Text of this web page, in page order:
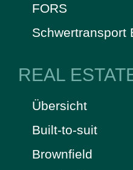
FORS
Schwertransport
REAL
Übersicht
Built-to-suit
Brownfield